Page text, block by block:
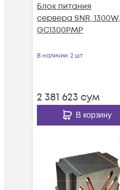
Блок питания
сервера SNR, 1300W,
GC1300PMP
В наличии: 2 шт
2 381 623 сум
В корзину